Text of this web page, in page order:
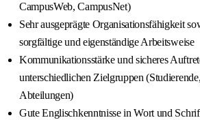
CampusWeb, CampusNet)
Sehr ausgeprägte Organisationsfähigkeit
sorgfältige und eigenständige Arbeitsweise
Kommunikationsstärke und sicheres
unterschiedlichen Zielgruppen
Abteilungen)
Gute Englischkenntnisse in Wort und